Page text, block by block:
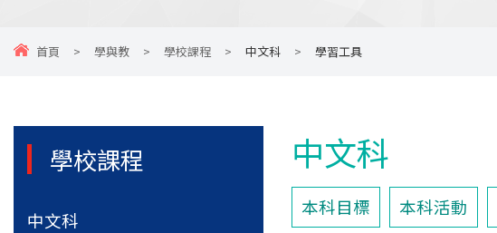
首頁 > 學與教 > 學校課程 > 中文科 > 學習工具
中文科
本科目標 本科活動
學校課程
中文科